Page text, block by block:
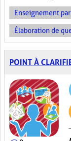
Enseignement
Élaboration de
POINT À